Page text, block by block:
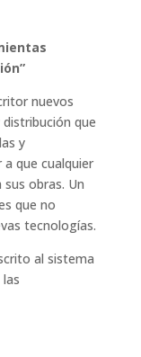
nuevos
que
y
que cualquier
obras. Un
que no
tecnologías.
al sistema